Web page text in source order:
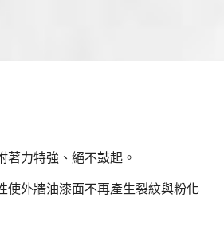
著力特強、絕不鼓起。
使外牆油漆面不再產生裂紋與粉化